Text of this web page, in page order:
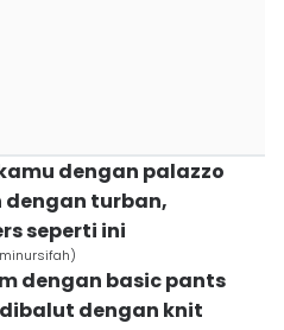
dengan palazzo
turban,
seperti ini
dengan basic pants
dengan knit